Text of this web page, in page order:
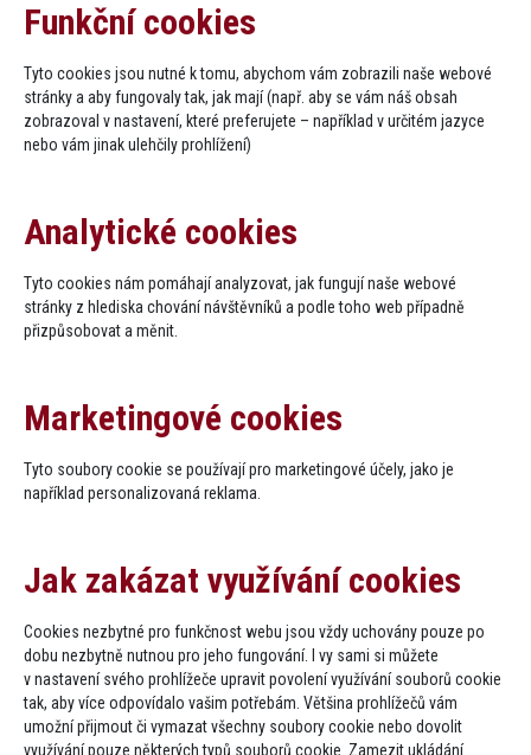
Funkční cookies
Tyto cookies jsou nutné k tomu, abychom vám zobrazili naše webové
stránky a aby fungovaly tak, jak mají (např. aby se vám náš obsah
zobrazoval v nastavení, které preferujete – například v určitém jazyce
nebo vám jinak ulehčily prohlížení)
Analytické cookies
Tyto cookies nám pomáhají analyzovat, jak fungují naše webové
stránky z hlediska chování návštěvníků a podle toho web případně
přizpůsobovat a měnit.
Marketingové cookies
Tyto soubory cookie se používají pro marketingové účely, jako je
například personalizovaná reklama.
Jak zakázat využívání cookies
Cookies nezbytné pro funkčnost webu jsou vždy uchovány pouze po
dobu nezbytně nutnou pro jeho fungování. I vy sami si můžete
v nastavení svého prohlížeče upravit povolení využívání souborů cookie
tak, aby více odpovídalo vašim potřebám. Většina prohlížečů vám
umožní přijmout či vymazat všechny soubory cookie nebo dovolit
využívání pouze některých typů souborů cookie. Zamezit ukládání